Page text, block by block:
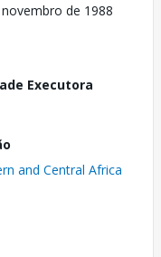
de 1988
Executora
and Central Africa